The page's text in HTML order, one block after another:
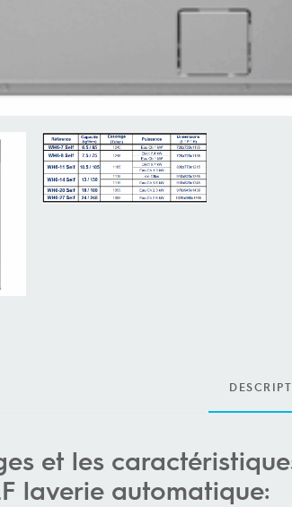
et les
laverie automatique: